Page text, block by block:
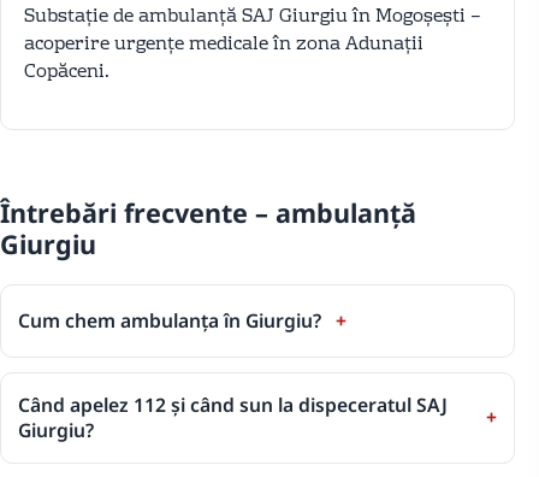
Substație de ambulanță SAJ Giurgiu în Mogoșești –
acoperire urgențe medicale în zona Adunații
Copăceni.
Întrebări frecvente – ambulanță
Giurgiu
Cum chem ambulanța în Giurgiu?
Când apelez 112 și când sun la dispeceratul SAJ
Giurgiu?